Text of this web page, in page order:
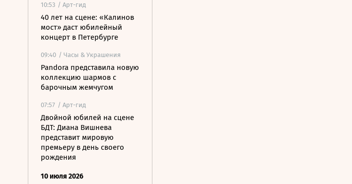
10:53 / Арт-гид
40 лет на сцене: «Калинов
мост» даст юбилейный
концерт в Петербурге
09:40 / Часы & Украшения
Pandora представила новую
коллекцию шармов с
барочным жемчугом
07:57 / Арт-гид
Двойной юбилей на сцене
БДТ: Диана Вишнева
представит мировую
премьеру в день своего
рождения
10 июля 2026